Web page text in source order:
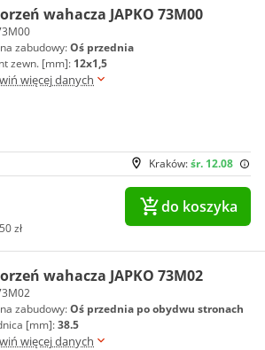
wahacza JAPKO 73M00
zabudowy:Oś przednia
zewn. [mm]: 12x1,5
więcej danych
Kraków:śr. 12.08
zł
do koszyka
wahacza JAPKO 73M02
zabudowy:Oś przednia po obydwu stronach
[mm]:38.5
więcej danych